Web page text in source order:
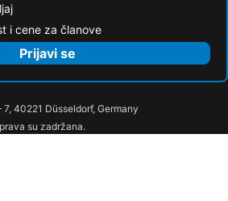
i cene za članove
Prijavi se
7, 40221 Düsseldorf, Germany
su zadržana.